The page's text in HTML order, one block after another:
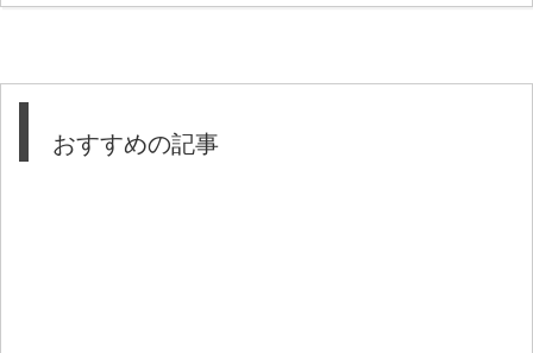
おすすめの記事